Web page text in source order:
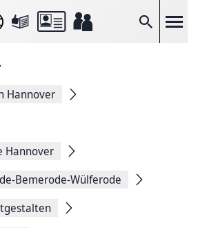
Suche
Hannover
Hannover
Bemerode-Wülferode